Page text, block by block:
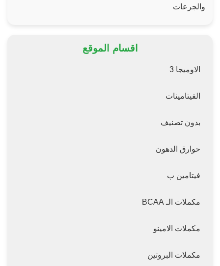
والجرعات
اقسام الموقع
الاوميجا 3
الفيتامينات
بدون تصنيف
حوارق الدهون
فيتامين ب
مكملات الـ BCAA
مكملات الامينو
مكملات البروتين